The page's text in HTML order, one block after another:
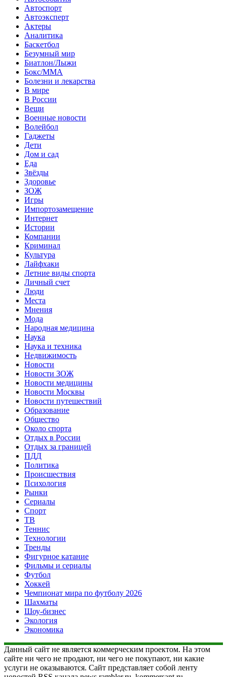
Автоспорт
Автоэксперт
Актеры
Аналитика
Баскетбол
Безумный мир
Биатлон/Лыжи
Бокс/MMA
Болезни и лекарства
В мире
В России
Вещи
Военные новости
Волейбол
Гаджеты
Дети
Дом и сад
Еда
Звёзды
Здоровье
ЗОЖ
Игры
Импортозамещение
Интернет
Истории
Компании
Криминал
Культура
Лайфхаки
Летние виды спорта
Личный счет
Люди
Места
Мнения
Мода
Народная медицина
Наука
Наука и техника
Недвижимость
Новости
Новости ЗОЖ
Новости медицины
Новости Москвы
Новости путешествий
Образование
Общество
Около спорта
Отдых в России
Отдых за границей
ПДД
Политика
Происшествия
Психология
Рынки
Сериалы
Спорт
ТВ
Теннис
Технологии
Тренды
Фигурное катание
Фильмы и сериалы
Футбол
Хоккей
Чемпионат мира по футболу 2026
Шахматы
Шоу-бизнес
Экология
Экономика
Данный сайт не является коммерческим проектом. На этом
сайте ни чего не продают, ни чего не покупают, ни какие
услуги не оказываются. Сайт представляет собой ленту